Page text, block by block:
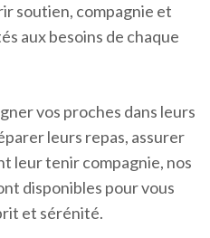
soutien, compagnie et
aux besoins de chaque
vos proches dans leurs
leurs repas, assurer
leur tenir compagnie, nos
disponibles pour vous
et sérénité.